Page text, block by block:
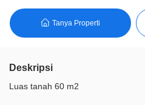
Tanya Properti
Deskripsi
Luas tanah 60 m2